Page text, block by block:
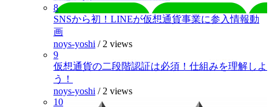
8
SNSから初！LINEが仮想通貨事業に参入情報動
画
noys-yoshi / 2 views
9
仮想通貨の二段階認証は必須！仕組みを理解しよ
う！
noys-yoshi / 2 views
10